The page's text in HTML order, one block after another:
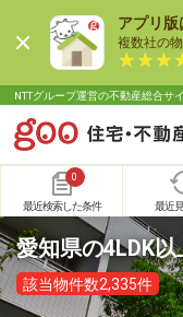
アプリ版
複数社の
NTTグループ運営の不動産総合サ
0
最近検索した条件 最近
愛知県の4LDK
該当物件数2,335件